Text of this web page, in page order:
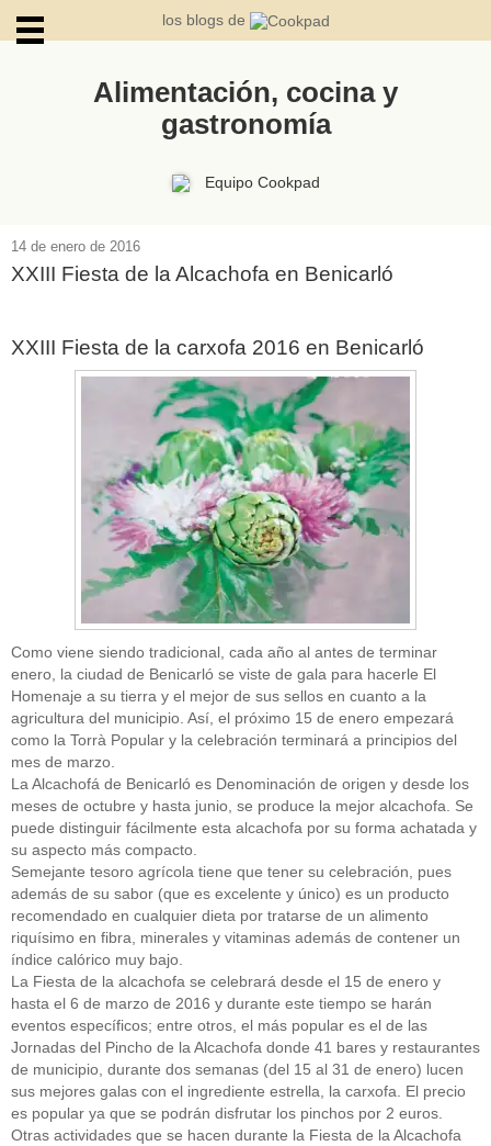
los blogs de
Alimentación, cocina y
gastronomía
Equipo Cookpad
14 de enero de 2016
XXIII Fiesta de la Alcachofa en Benicarló
XXIII Fiesta de la carxofa 2016 en Benicarló
Como viene siendo tradicional, cada año al antes de terminar
enero, la ciudad de Benicarló se viste de gala para hacerle El
Homenaje a su tierra y el mejor de sus sellos en cuanto a la
agricultura del municipio. Así, el próximo 15 de enero empezará
como la Torrà Popular y la celebración terminará a principios del
mes de marzo.
La Alcachofá de Benicarló es Denominación de origen y desde los
meses de octubre y hasta junio, se produce la mejor alcachofa. Se
puede distinguir fácilmente esta alcachofa por su forma achatada y
su aspecto más compacto.
Semejante tesoro agrícola tiene que tener su celebración, pues
además de su sabor (que es excelente y único) es un producto
recomendado en cualquier dieta por tratarse de un alimento
riquísimo en fibra, minerales y vitaminas además de contener un
índice calórico muy bajo.
La Fiesta de la alcachofa se celebrará desde el 15 de enero y
hasta el 6 de marzo de 2016 y durante este tiempo se harán
eventos específicos; entre otros, el más popular es el de las
Jornadas del Pincho de la Alcachofa donde 41 bares y restaurantes
de municipio, durante dos semanas (del 15 al 31 de enero) lucen
sus mejores galas con el ingrediente estrella, la carxofa. El precio
es popular ya que se podrán disfrutar los pinchos por 2 euros.
Otras actividades que se hacen durante la Fiesta de la Alcachofa